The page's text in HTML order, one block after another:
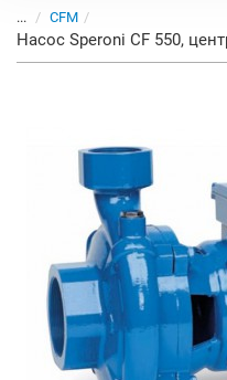
... CFM
Насос Speroni CF 550,